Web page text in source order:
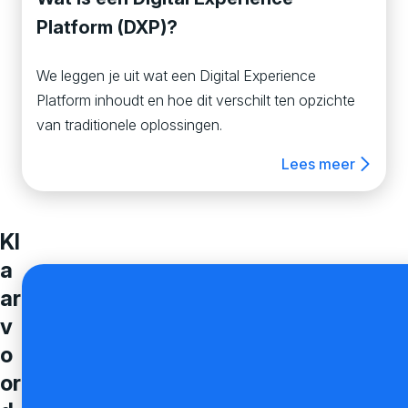
Platform (DXP)?
We leggen je uit wat een Digital Experience
Platform inhoudt en hoe dit verschilt ten opzichte
van traditionele oplossingen.
Lees meer
Kl
a
ar
v
o
or